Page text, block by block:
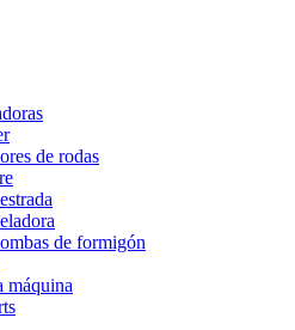
de rodas
de formigón
máquina